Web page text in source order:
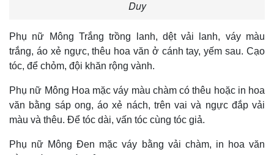
Duy
Phụ nữ Mông Trắng trồng lanh, dệt vải lanh, váy màu
trắng, áo xẻ ngực, thêu hoa văn ở cánh tay, yếm sau. Cạo
tóc, để chỏm, đội khăn rộng vành.
Phụ nữ Mông Hoa mặc váy màu chàm có thêu hoặc in hoa
văn bằng sáp ong, áo xẻ nách, trên vai và ngực đắp vải
màu và thêu. Ðể tóc dài, vấn tóc cùng tóc giả.
Phụ nữ Mông Ðen mặc váy bằng vải chàm, in hoa văn